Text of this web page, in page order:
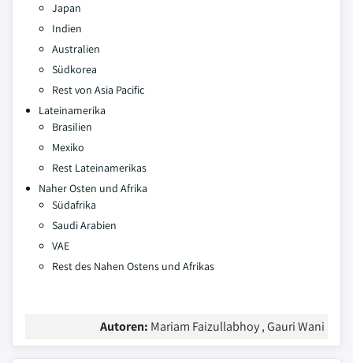
Japan
Indien
Australien
Südkorea
Rest von Asia Pacific
Lateinamerika
Brasilien
Mexiko
Rest Lateinamerikas
Naher Osten und Afrika
Südafrika
Saudi Arabien
VAE
Rest des Nahen Ostens und Afrikas
Autoren: Mariam Faizullabhoy , Gauri Wani